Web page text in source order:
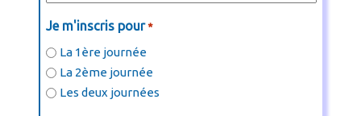
Je m'inscris pour *
La 1ère journée
La 2ème journée
Les deux journées